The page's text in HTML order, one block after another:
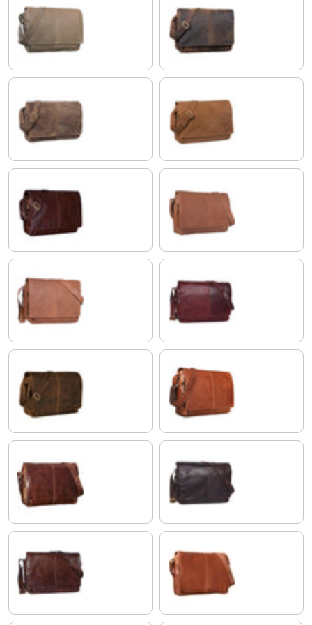
marrone - grigio colorado - marrone
morino - marrone modena - marrone
lyon - marrone cognac - marrone chiaro
sella - marrone rosso
calais - marrone cognac lucente
marrone - antico ebano - marrone
marrone - cioccolata cognac-marrone